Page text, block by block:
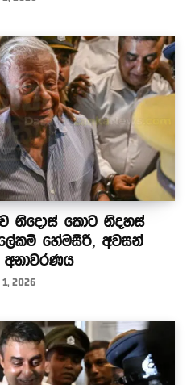
නිදොස් කොට නිදහස්
හේමසිරි, අවසන්
2026